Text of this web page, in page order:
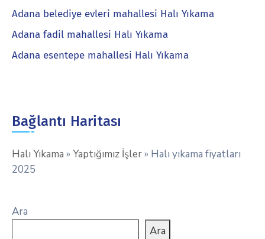
Adana belediye evleri mahallesi Halı Yıkama
Adana fadil mahallesi Halı Yıkama
Adana esentepe mahallesi Halı Yıkama
Bağlantı Haritası
Halı Yıkama » Yaptığımız İşler» Halı yıkama fiyatları
2025
Ara
Ara